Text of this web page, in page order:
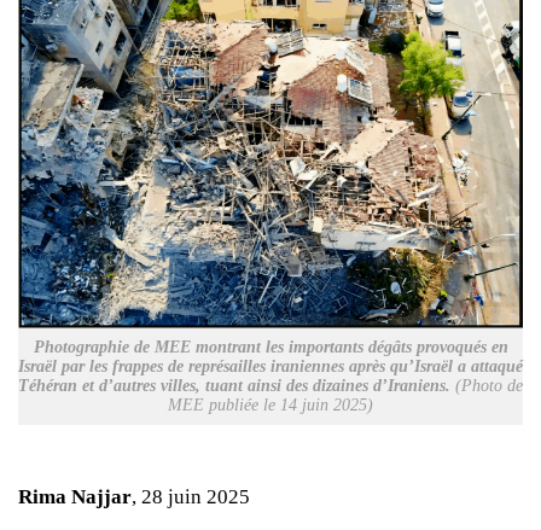
Photographie de MEE montrant les importants dégâts provoqués en
Israël par les frappes de représailles iraniennes après qu’Israël a attaqué
Téhéran et d’autres villes, tuant ainsi des dizaines d’Iraniens. (Photo de
MEE publiée le 14 juin 2025)
Rima Najjar, 28 juin 2025